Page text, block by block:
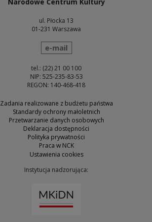
Narodowe Centrum Kultury
ul. Płocka 13
01-231 Warszawa
wyślij wiadomość
e-mail
tel.: (22) 21 00 100
NIP: 525-235-83-53
REGON: 140-468-418
Zadania realizowane z budżetu państwa
Standardy ochrony małoletnich
Przetwarzanie danych osobowych
Deklaracja dostępności
Polityka prywatności
Praca w NCK
Ustawienia cookies
Instytucja nadzorująca: